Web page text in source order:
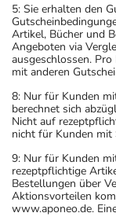
5: Sie erhalten den
Artikel, Bücher und
Angeboten via
ausgeschlossen.
mit anderen
8: Nur für Kunden
berechnet sich
Nicht auf
nicht für Kunden mit
9: Nur für Kunden
rezeptpflichtige
Bestellungen über
Aktionsvorteilen
www.aponeo.de.